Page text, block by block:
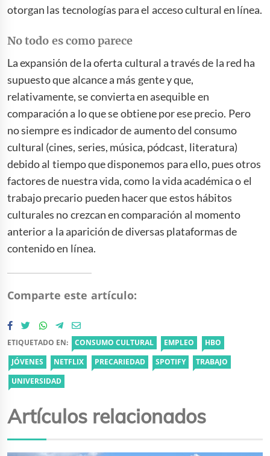
otorgan las tecnologías para el acceso cultural en línea.
No todo es como parece
La expansión de la oferta cultural a través de la red ha
supuesto que alcance a más gente y que,
relativamente, se convierta en asequible en
comparación a lo que se obtiene por ese precio. Pero
no siempre es indicador de aumento del consumo
cultural (cines, series, música, pódcast, literatura)
debido al tiempo que disponemos para ello, pues otros
factores de nuestra vida, como la vida académica o el
trabajo precario pueden hacer que estos hábitos
culturales no crezcan en comparación al momento
anterior a la aparición de diversas plataformas de
contenido en línea.
Comparte este artículo:
ETIQUETADO EN: CONSUMO CULTURAL EMPLEO
HBO
JÓVENES
NETFLIX PRECARIEDAD SPOTIFY
TRABAJO
UNIVERSIDAD
Artículos relacionados